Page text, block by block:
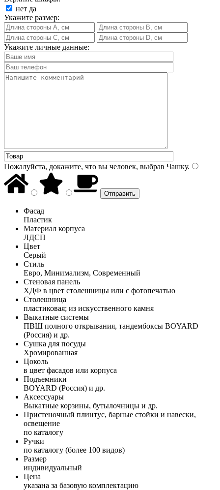
нет да
Укажите размер:
Укажите личные данные:
Пожалуйста, докажите, что вы человек, выбрав Чашку.
Фасад
Пластик
Материал корпуса
ЛДСП
Цвет
Серый
Стиль
Евро, Минимализм, Современный
Стеновая панель
ХДФ в цвет столешницы или с фотопечатью
Столешница
пластиковая; из искусственного камня
Выкатные системы
ПВШ полного открывания, тандембоксы BOYARD
(Россия) и др.
Сушка для посуды
Хромированная
Цоколь
в цвет фасадов или корпуса
Подъемники
BOYARD (Россия) и др.
Аксессуары
Выкатные корзины, бутылочницы и др.
Пристеночный плинтус, барные стойки и навески,
освещение
по каталогу
Ручки
по каталогу (более 100 видов)
Размер
индивидуальный
Цена
указана за базовую комплектацию